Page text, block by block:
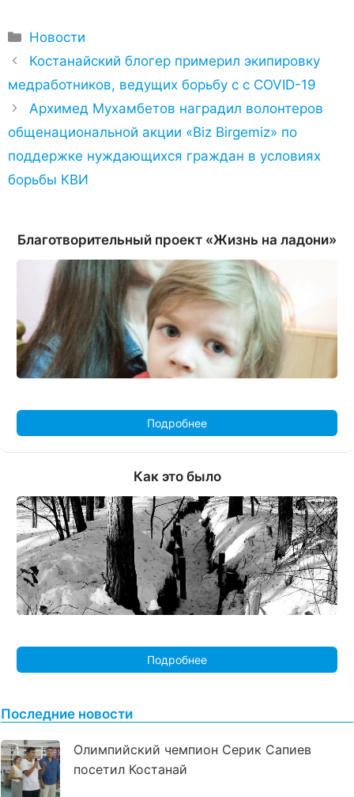
Рубрики
Новости
Костанайский блогер примерил экипировку
медработников, ведущих борьбу с с COVID-19
Архимед Мухамбетов наградил волонтеров
общенациональной акции «Biz Birgemiz» по
поддержке нуждающихся граждан в условиях
борьбы КВИ
Благотворительный проект «Жизнь на ладони»
Подробнее
Как это было
Подробнее
Последние новости
Олимпийский чемпион Серик Сапиев
посетил Костанай